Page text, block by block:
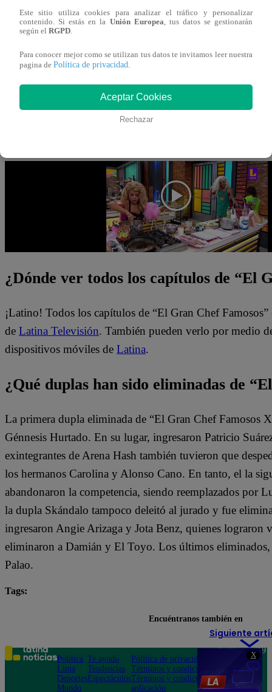
X
Hurtado al enterarse que el corte era serio.
“Mi pobre Xanax se ha cortado el dedo, literal le agarró
demuestra que lo ha dado todo por nosotras en la
Este martes 5 de marzo se vive el segundo día de
las duplas eliminadas buscan un puesto dentro de la
¿Dónde ver todos los capítulos de “El
¡Latino! Todos los capítulos de “El Gran Chef
de Latina Televisión. También pueden verlo por medio
dispositivos móviles de Latina.
¿Qué duplas han sido eliminadas de
La primera dupla eliminada de “El Gran Chef Famosos
Génnesis Hurtado. En su lugar, ingresaron Patricio
exintegrantes de Arena Hash también tuvieron que
los hermanos Carolina y Alonso Cano. En tanto, el la
abandonaron la competencia, siendo reemplazados por
la dupla Skándalo tampoco deleitó al jurado y fue
ingresaron Angie Arizaga y Jota Benz, quienes lograron
eliminaron a Damián y El Toyo. Los últimos
Palao.
Tags:
Siguiente
Este sitio utiliza cookies para analizar el tráfico y personalizar
contenido. Si estás en la Unión Europea , tus datos se gestionarán
según el RGPD
Para conocer mejor como se utilizan tus datos te invitamos leer nuestra
pagina de Política de privacidad
Aceptar Cookies
Rechazar
Encuéntranos también en
Política
Lima
Deportes
Mundo
Te ayudo
Tendencias
Espectáculos
Política de privacidad
Términos y condiciones
Términos y condiciones
aplicación
Teléfono: 219
Av. San
Felipe 968
Jesús María